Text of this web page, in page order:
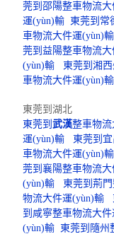
莞到邵陽整車物流
運(yùn)輸 東莞到常
車物流大件運(yùn)輸
莞到益陽整車物流
(yùn)輸
東莞到湘
車物流大件運(yùn)輸
東莞到湖北
東莞到武漢整車物
運(yùn)輸
東莞到
車物流大件運(yùn)輸
莞到襄陽整車物流
(yùn)輸
東莞到荊
物流大件運(yùn)輸
到咸寧整車物流大
(yùn)輸 東莞到隨州